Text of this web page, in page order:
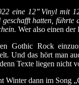
eine 12’’ Vinyl mit
geschafft hatten,
Wer also einen
Gothic Rock
Und das hört man
Texte liegen nicht
Winter dann im Song